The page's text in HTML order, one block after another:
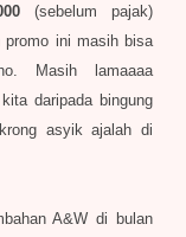
(sebelum pajak)
ini masih bisa
Masih lamaaaa
daripada bingung
asyik ajalah di
A&W di bulan